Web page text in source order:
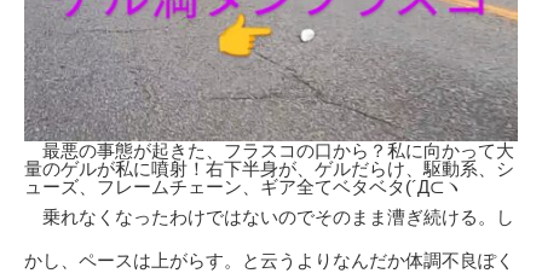
最悪の事態が起きた、フラスコの口から？私に向かって大
量のゲルが私に噴射！右下半身が、ゲルだらけ、駆動系、シ
ューズ、フレームチェーン、ギア全てベタベタ(´Д⊂ヽ
乗れなくなったわけではないのでそのまま漕ぎ続ける。し
かし、ペースは上がらす。と云うよりなんだか体調不良ぽく